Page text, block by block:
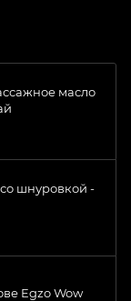
масло
шнуровкой -
Egzo Wow